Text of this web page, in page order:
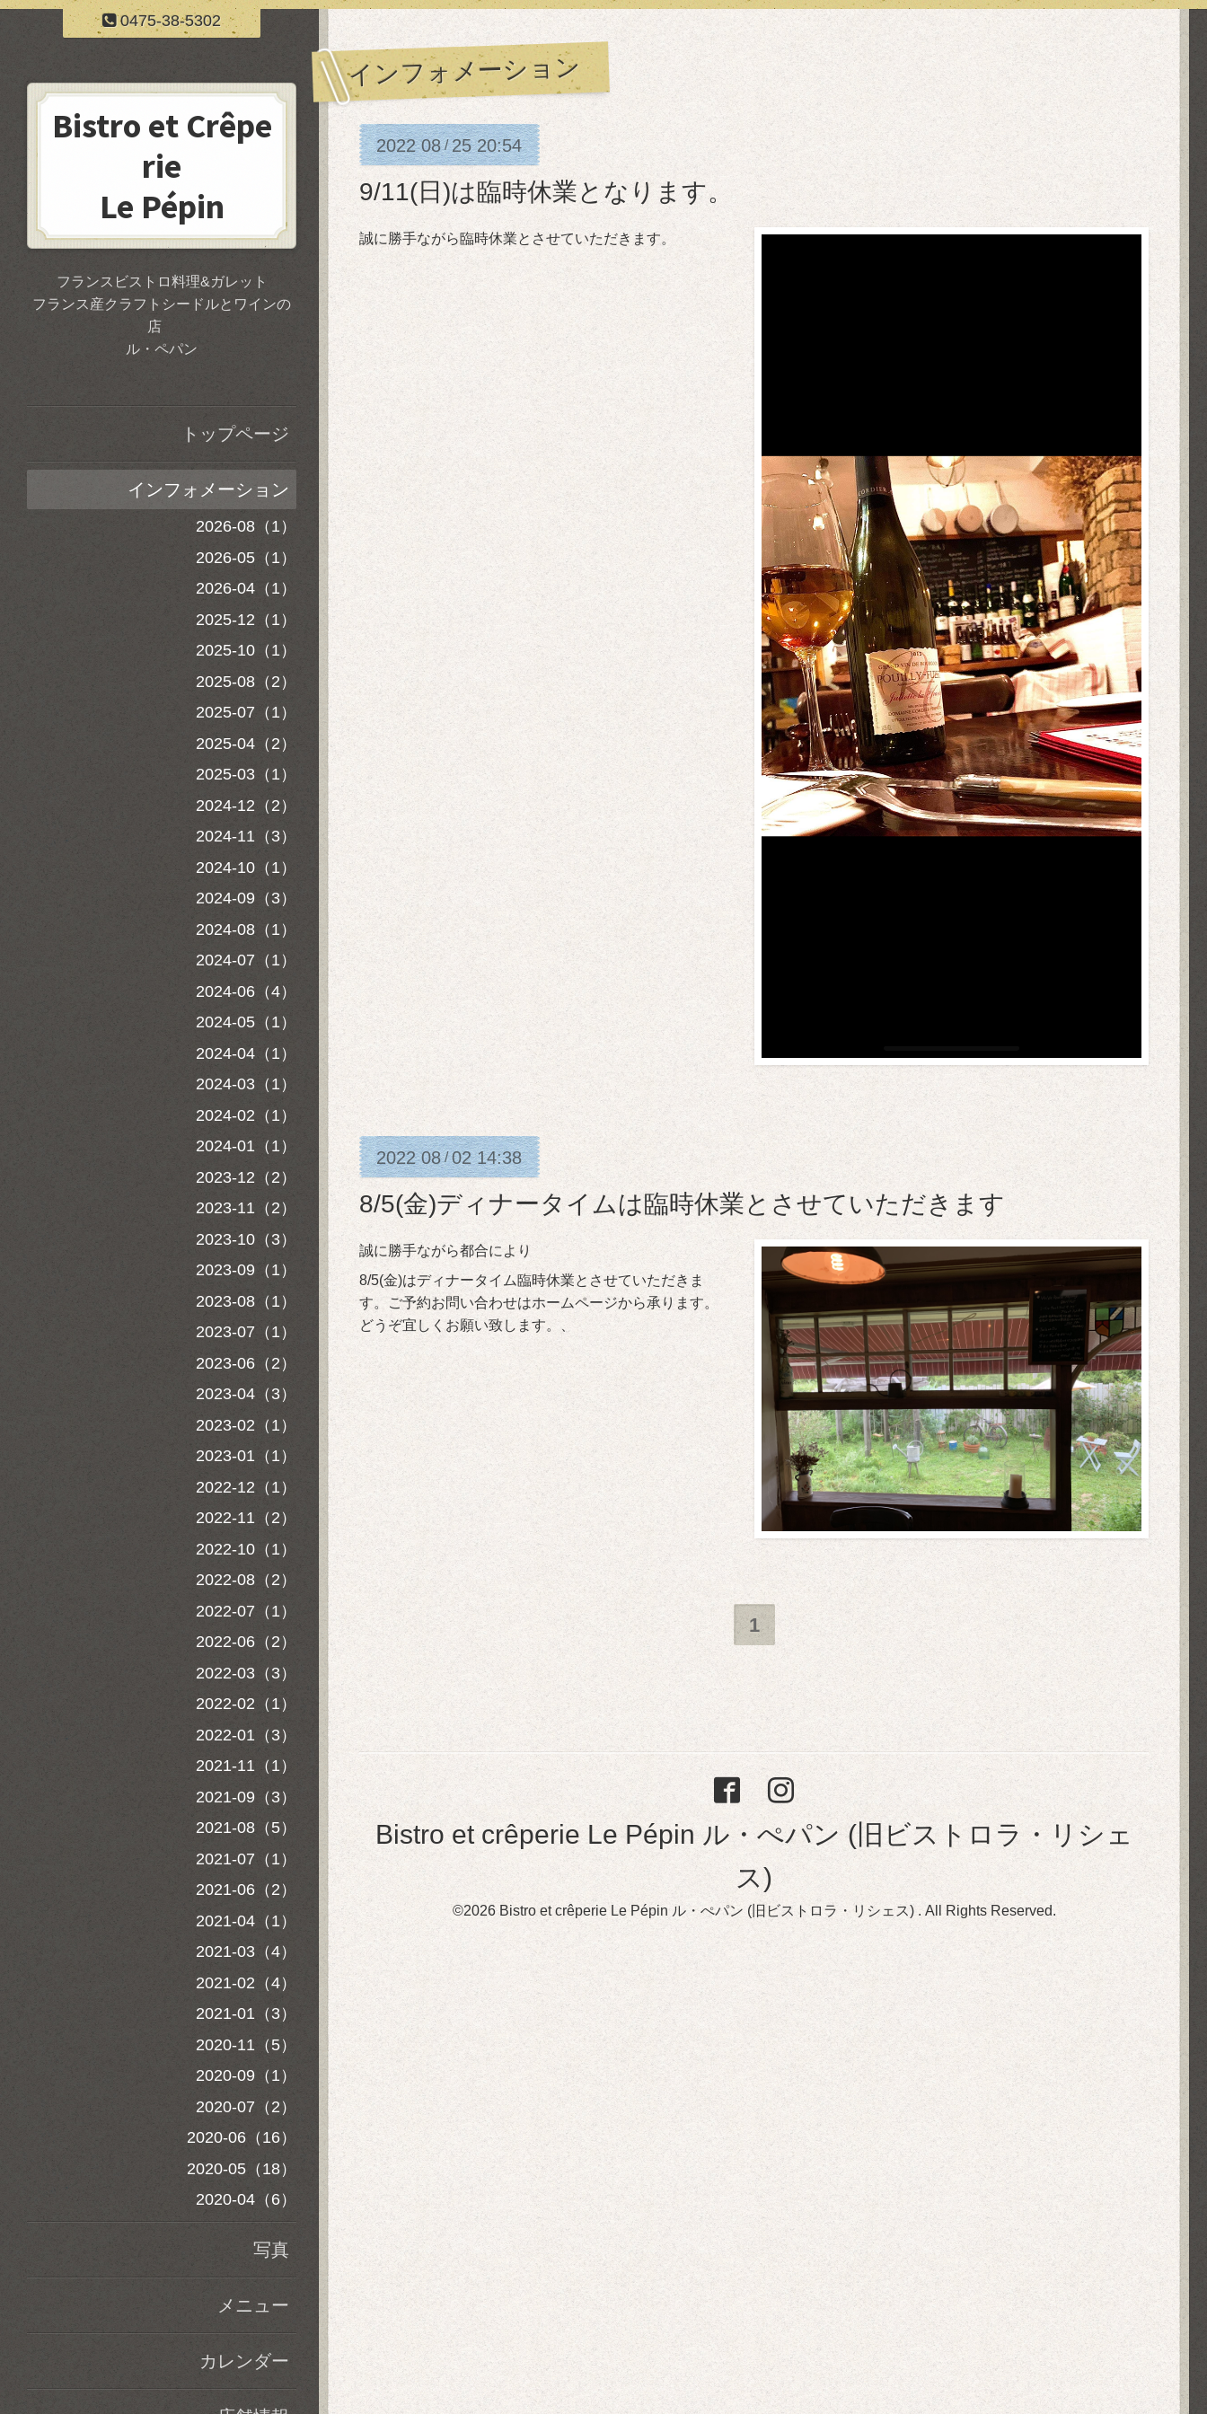
0475-38-5302
インフォメーション
2022 08/ 25 20:54
9/11(日)は臨時休業となります。
誠に勝手ながら臨時休業とさせていただきます。
2022 08/02 14:38
8/5(金)ディナータイムは臨時休業とさせていただきます
誠に勝手ながら都合により
8/5(金)はディナータイム臨時休業とさせていただきま
す。ご予約お問い合わせはホームページから承ります。
どうぞ宜しくお願い致します。、
1
Bistro et crêperie Le Pépin ル・ぺパン (旧ビストロラ・リシェ
ス)
©2026Bistro et crêperie Le Pépin ル・ぺパン (旧ビストロラ・リシェス) . All Rights Reserved.
Bistro et Crêpe
rie
Le Pépin
フランスビストロ料理&ガレット
フランス産クラフトシードルとワインの
店
ル・ペパン
トップページ
インフォメーション
2026-08（1）
2026-05（1）
2026-04（1）
2025-12（1）
2025-10（1）
2025-08（2）
2025-07（1）
2025-04（2）
2025-03（1）
2024-12（2）
2024-11（3）
2024-10（1）
2024-09（3）
2024-08（1）
2024-07（1）
2024-06（4）
2024-05（1）
2024-04（1）
2024-03（1）
2024-02（1）
2024-01（1）
2023-12（2）
2023-11（2）
2023-10（3）
2023-09（1）
2023-08（1）
2023-07（1）
2023-06（2）
2023-04（3）
2023-02（1）
2023-01（1）
2022-12（1）
2022-11（2）
2022-10（1）
2022-08（2）
2022-07（1）
2022-06（2）
2022-03（3）
2022-02（1）
2022-01（3）
2021-11（1）
2021-09（3）
2021-08（5）
2021-07（1）
2021-06（2）
2021-04（1）
2021-03（4）
2021-02（4）
2021-01（3）
2020-11（5）
2020-09（1）
2020-07（2）
2020-06（16）
2020-05（18）
2020-04（6）
写真
メニュー
カレンダー